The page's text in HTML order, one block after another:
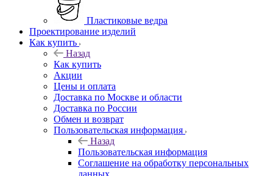
Пластиковые ведра
Проектирование изделий
Как купить
Назад
Как купить
Акции
Цены и оплата
Доставка по Москве и области
Доставка по России
Обмен и возврат
Пользовательская информация
Назад
Пользовательская информация
Соглашение на обработку персональных
данных